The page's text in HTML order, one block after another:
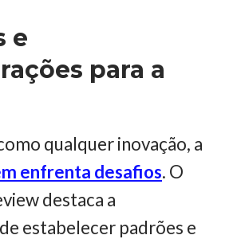
e
para a
qualquer inovação, a
enfrenta desafios. O
destaca a
estabelecer padrões e